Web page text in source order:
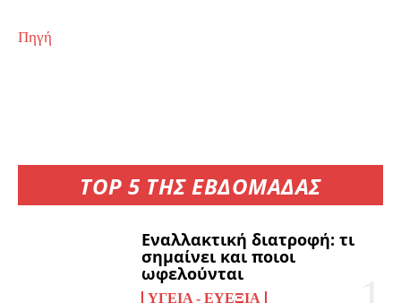
TOP 5 ΤΗΣ ΕΒΔΟΜΑΔΑΣ
Εναλλακτική διατροφή: τι
σημαίνει και ποιοι
ωφελούνται
ΥΓΕΊΑ - ΕΥΕΞΊΑ
Πηγή